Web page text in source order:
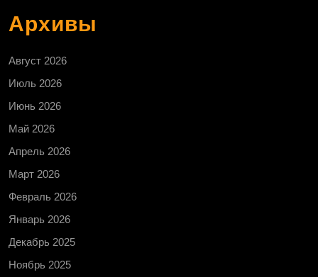
Архивы
Август 2026
Июль 2026
Июнь 2026
Май 2026
Апрель 2026
Март 2026
Февраль 2026
Январь 2026
Декабрь 2025
Ноябрь 2025